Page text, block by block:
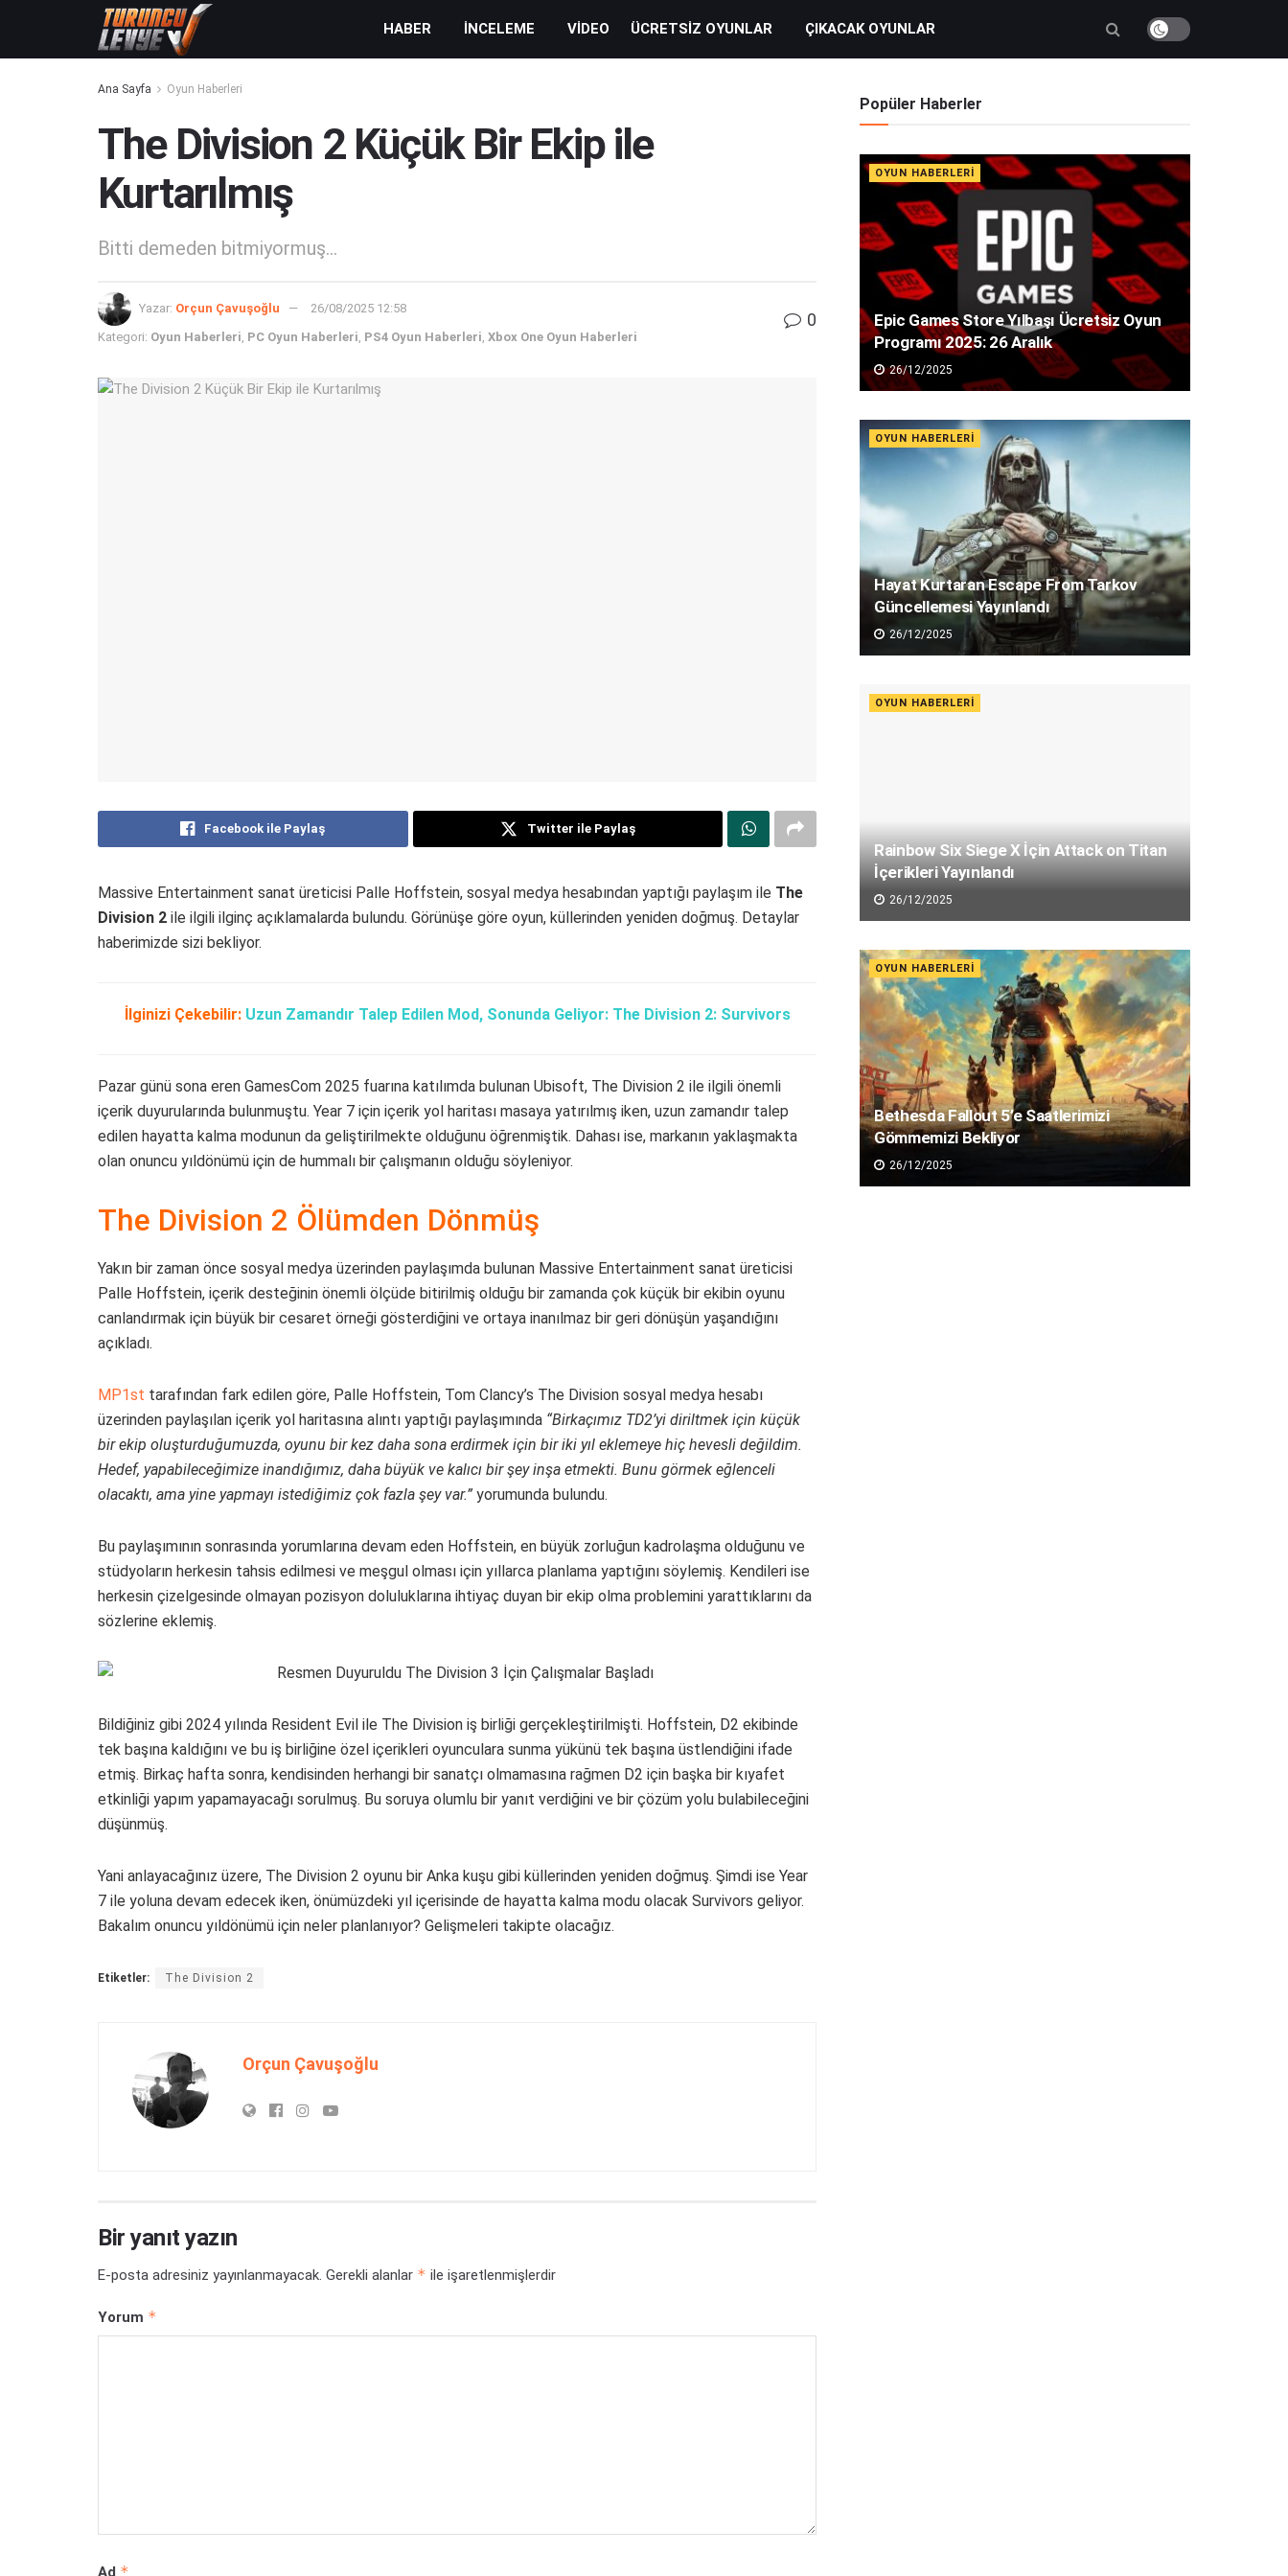
HABER İNCELEME VIDEO ÜCRETSIZ OYUNLAR ÇIKACAK OYUNLAR
Ana Sayfa Oyun Haberleri
The Division 2 Küçük Bir Ekip ile
Kurtarılmış
Bitti demeden bitmiyormuş...
Yazar: Orçun Çavuşoğlu 26/08/2025 12:58
Kategori: Oyun Haberleri, PC Oyun Haberleri, PS4 Oyun Haberleri, Xbox One Oyun Haberleri
0
Facebook ile Paylaş Twitter ile Paylaş
Massive Entertainment sanat üreticisi Palle Hoffstein, sosyal medya hesabından yaptığı paylaşım ile The
Division 2 ile ilgili ilginç açıklamalarda bulundu. Görünüşe göre oyun, küllerinden yeniden doğmuş. Detaylar
haberimizde sizi bekliyor.
İlginizi Çekebilir: Uzun Zamandır Talep Edilen Mod, Sonunda Geliyor: The Division 2: Survivors
Pazar günü sona eren GamesCom 2025 fuarına katılımda bulunan Ubisoft, The Division 2 ile ilgili önemli
içerik duyurularında bulunmuştu. Year 7 için içerik yol haritası masaya yatırılmış iken, uzun zamandır talep
edilen hayatta kalma modunun da geliştirilmekte olduğunu öğrenmiştik. Dahası ise, markanın yaklaşmakta
olan onuncu yıldönümü için de hummalı bir çalışmanın olduğu söyleniyor.
The Division 2 Ölümden Dönmüş
Yakın bir zaman önce sosyal medya üzerinden paylaşımda bulunan Massive Entertainment sanat üreticisi
Palle Hoffstein, içerik desteğinin önemli ölçüde bitirilmiş olduğu bir zamanda çok küçük bir ekibin oyunu
canlandırmak için büyük bir cesaret örneği gösterdiğini ve ortaya inanılmaz bir geri dönüşün yaşandığını
açıkladı.
MP1st tarafından fark edilen göre, Palle Hoffstein, Tom Clancy’s The Division sosyal medya hesabı
üzerinden paylaşılan içerik yol haritasına alıntı yaptığı paylaşımında “Birkaçımız TD2’yi diriltmek için küçük
bir ekip oluşturduğumuzda, oyunu bir kez daha sona erdirmek için bir iki yıl eklemeye hiç hevesli değildim.
Hedef, yapabileceğimize inandığımız, daha büyük ve kalıcı bir şey inşa etmekti. Bunu görmek eğlenceli
olacaktı, ama yine yapmayı istediğimiz çok fazla şey var.” yorumunda bulundu.
Bu paylaşımının sonrasında yorumlarına devam eden Hoffstein, en büyük zorluğun kadrolaşma olduğunu ve
stüdyoların herkesin tahsis edilmesi ve meşgul olması için yıllarca planlama yaptığını söylemiş. Kendileri ise
herkesin çizelgesinde olmayan pozisyon doluluklarına ihtiyaç duyan bir ekip olma problemini yarattıklarını da
sözlerine eklemiş.
Bildiğiniz gibi 2024 yılında Resident Evil ile The Division iş birliği gerçekleştirilmişti. Hoffstein, D2 ekibinde
tek başına kaldığını ve bu iş birliğine özel içerikleri oyunculara sunma yükünü tek başına üstlendiğini ifade
etmiş. Birkaç hafta sonra, kendisinden herhangi bir sanatçı olmamasına rağmen D2 için başka bir kıyafet
etkinliği yapım yapamayacağı sorulmuş. Bu soruya olumlu bir yanıt verdiğini ve bir çözüm yolu bulabileceğini
düşünmüş.
Yani anlayacağınız üzere, The Division 2 oyunu bir Anka kuşu gibi küllerinden yeniden doğmuş. Şimdi ise Year
7 ile yoluna devam edecek iken, önümüzdeki yıl içerisinde de hayatta kalma modu olacak Survivors geliyor.
Bakalım onuncu yıldönümü için neler planlanıyor? Gelişmeleri takipte olacağız.
Etiketler: The Division 2
Orçun Çavuşoğlu
Bir yanıt yazın
E-posta adresiniz yayınlanmayacak. Gerekli alanlar * ile işaretlenmişlerdir
Yorum *
Ad *
Popüler Haberler
OYUN HABERLERI
Epic Games Store Yılbaşı Ücretsiz Oyun
Programı 2025: 26 Aralık
26/12/2025
OYUN HABERLERI
Hayat Kurtaran Escape From Tarkov
Güncellemesi Yayınlandı
26/12/2025
OYUN HABERLERI
Rainbow Six Siege X İçin Attack on Titan
İçerikleri Yayınlandı
26/12/2025
OYUN HABERLERI
Bethesda Fallout 5’e Saatlerimizi
Gömmemizi Bekliyor
26/12/2025